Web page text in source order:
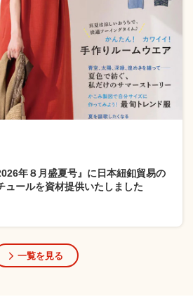
年８月盛夏号』に日本紐釦貿易の
ュールを資材提供いたしました
一覧を見る